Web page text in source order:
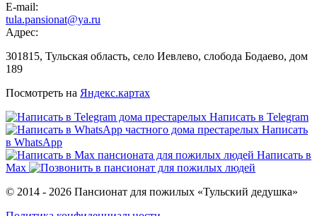
E-mail:
tula.pansionat@ya.ru
Адрес:
301815, Тульская область, село Иевлево, слобода Бодаево, дом
189
Посмотреть на Яндекс.картах
Написать в Telegram
Написать
в WhatsApp
Написать в
Max
© 2014 - 2026 Пансионат для пожилых «Тульский дедушка»